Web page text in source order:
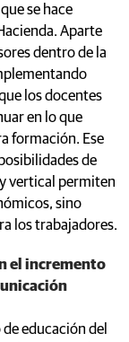
se hace
Aparte
dentro de la
los docentes
en lo que
formación. Ese
de
vertical permiten
sino
los trabajadores.
el incremento
educación del